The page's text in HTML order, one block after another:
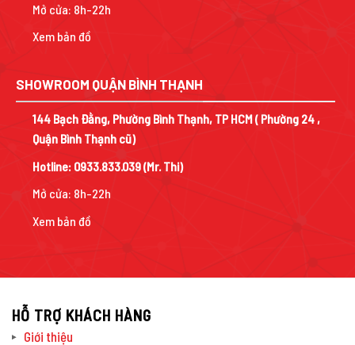
Mở cửa: 8h-22h
Xem bản đồ
SHOWROOM QUẬN BÌNH THẠNH
144 Bạch Đằng, Phường Bình Thạnh, TP HCM ( Phường 24 ,
Quận Bình Thạnh cũ)
Hotline: 0933.833.039(Mr. Thi)
Mở cửa: 8h-22h
Xem bản đồ
HỖ TRỢ KHÁCH HÀNG
Giới thiệu